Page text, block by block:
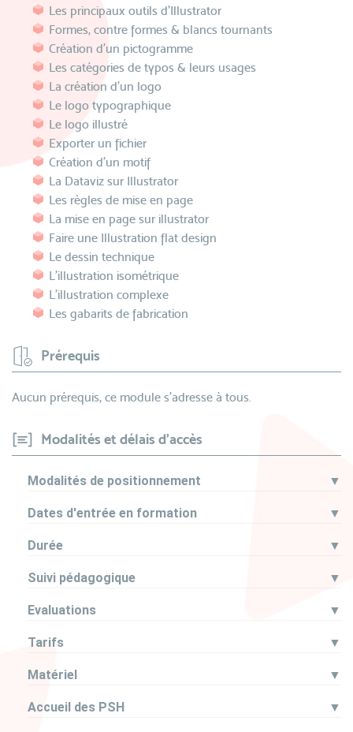
Les principaux outils d'Illustrator
Formes, contre formes & blancs tournants
Création d'un pictogramme
Les catégories de typos & leurs usages
La création d'un logo
Le logo typographique
Le logo illustré
Exporter un fichier
Création d'un motif
La Dataviz sur Illustrator
Les règles de mise en page
La mise en page sur illustrator
Faire une Illustration flat design
Le dessin technique
L'illustration isométrique
L'illustration complexe
Les gabarits de fabrication
Prérequis
Aucun prérequis, ce module s’adresse à tous.
Modalités et délais d'accès
Modalités de positionnement ▼
Dates d'entrée en formation ▼
Durée ▼
Suivi pédagogique ▼
Evaluations ▼
Tarifs ▼
Matériel ▼
Accueil des PSH ▼